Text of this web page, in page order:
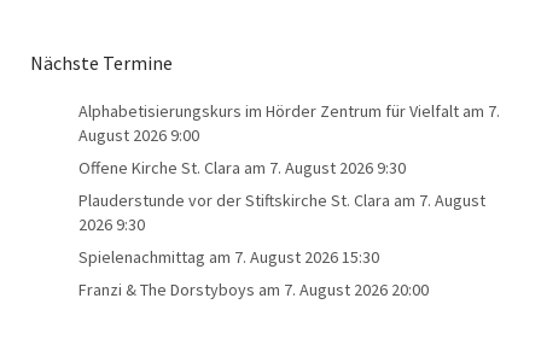
Nächste Termine
Alphabetisierungskurs im Hörder Zentrum für Vielfalt am 7.
August 2026 9:00
Offene Kirche St. Clara am 7. August 2026 9:30
Plauderstunde vor der Stiftskirche St. Clara am 7. August
2026 9:30
Spielenachmittag am 7. August 2026 15:30
Franzi & The Dorstyboys am 7. August 2026 20:00